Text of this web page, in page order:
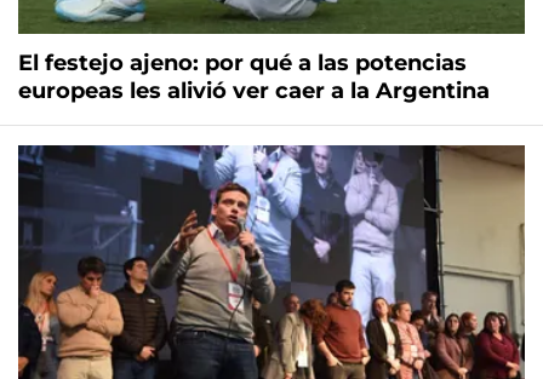
El festejo ajeno: por qué a las potencias
europeas les alivió ver caer a la Argentina